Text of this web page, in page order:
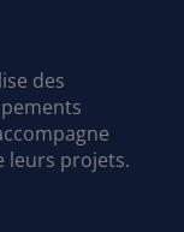
des
leurs projets.